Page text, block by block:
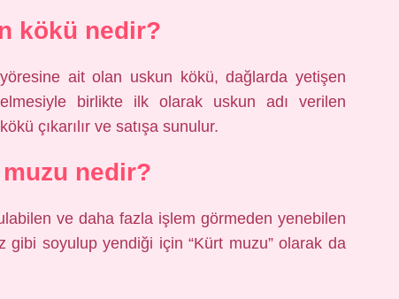
kökü nedir?
ait olan uskun kökü, dağlarda yetişen
birlikte ilk olarak uskun adı verilen
çıkarılır ve satışa sunulur.
nedir?
ve daha fazla işlem görmeden yenebilen
gibi soyulup yendiği için “Kürt muzu” olarak da